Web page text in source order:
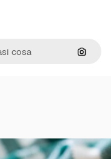
Cerca